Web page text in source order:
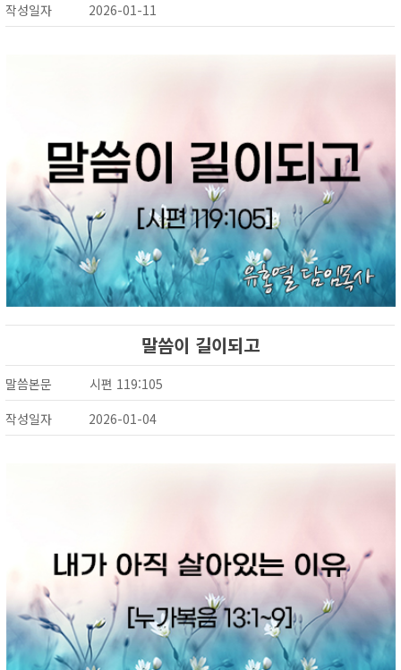
작성일자
2026-01-11
말씀이 길이되고
말씀본문
시편 119:105
작성일자
2026-01-04